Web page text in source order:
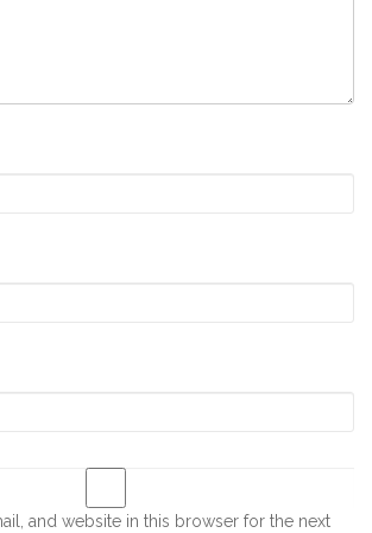
and website in this browser for the next